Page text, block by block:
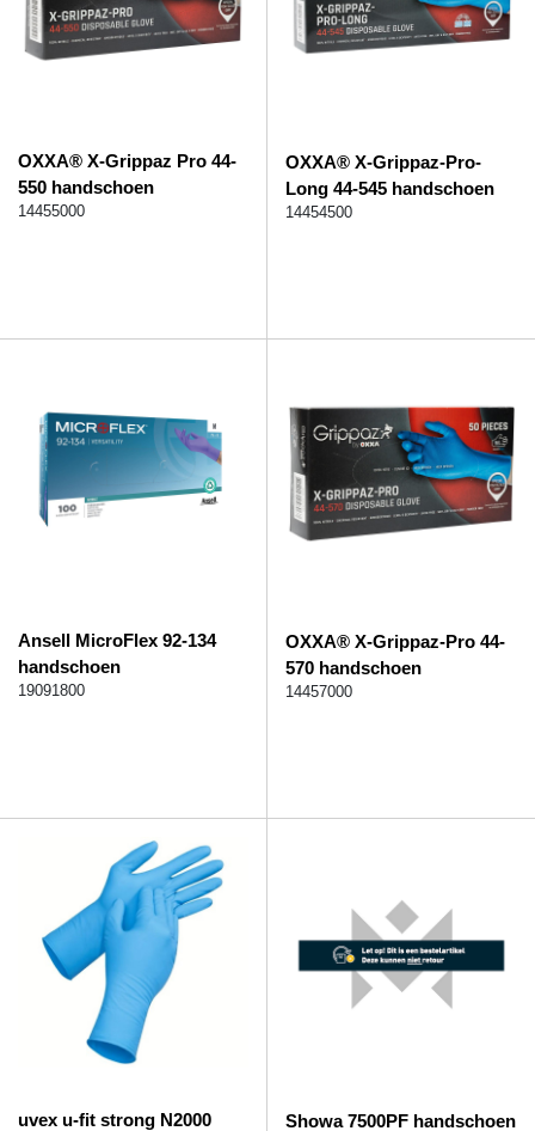
OXXA® X-Grippaz Pro 44-
550 handschoen
14455000
OXXA® X-Grippaz-Pro-
Long 44-545 handschoen
14454500
Ansell MicroFlex 92-134
handschoen
19091800
OXXA® X-Grippaz-Pro 44-
570 handschoen
14457000
uvex u-fit strong N2000
Showa 7500PF handschoen